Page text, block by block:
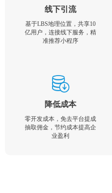
线下引流
基于LBS地理位置，共享10
亿用户，连接线下服务，精
准推荐小程序
降低成本
零开发成本，免去平台提成
抽取佣金，节约成本提高企
业盈利